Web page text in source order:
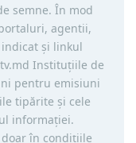
semne. În mod
agentii,
şi linkul
Instituţiile de
pentru emisiuni
tipărite și cele
informaţiei.
în condiţiile